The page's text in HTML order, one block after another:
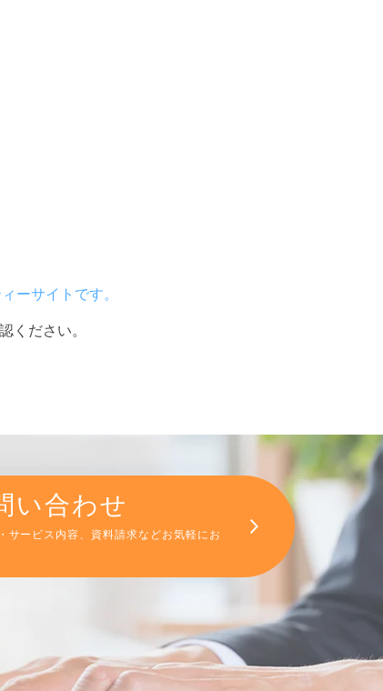
ーサイトです。
ください。
い合わせ
サービス内容、資料請求などお気軽にお